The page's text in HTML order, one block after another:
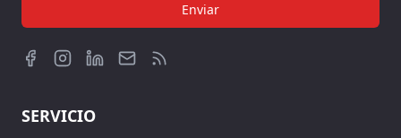
Enviar
SERVICIO